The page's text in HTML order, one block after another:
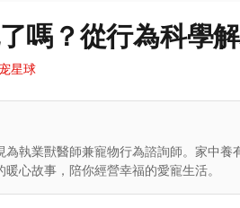
嗎？從行為科學
星球
為執業獸醫師兼寵物行為諮詢師。家中
心故事，陪你經營幸福的愛寵生活。